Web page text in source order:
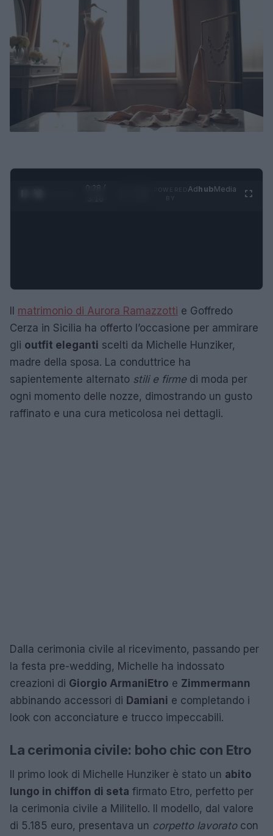
0:29 /
AdhubMedia
matrimonio di Aurora Ramazzotti e Goffredo
Cerza in Sicilia ha offerto l’occasione per ammirare
gli outfit eleganti scelti da Michelle Hunziker,
madre della sposa. La conduttrice ha
sapientemente alternato stili e firmedi moda per
ogni momento delle nozze, dimostrando un gusto
raffinato e una cura meticolosa nei dettagli.
Dalla cerimonia civile al ricevimento, passando per
la festa pre-wedding, Michelle ha indossato
creazioni di Giorgio Armani Etro e Zimmermann
abbinando accessori di Damiani e completando i
look con acconciature e trucco impeccabili.
La cerimonia civile: boho chic con Etro
Il primo look di Michelle Hunziker è stato un abito
lungo in chiffon di seta firmato Etro, perfetto per
la cerimonia civile a Militello. Il modello, dal valore
di 5.185 euro, presentava un corpetto lavoratocon